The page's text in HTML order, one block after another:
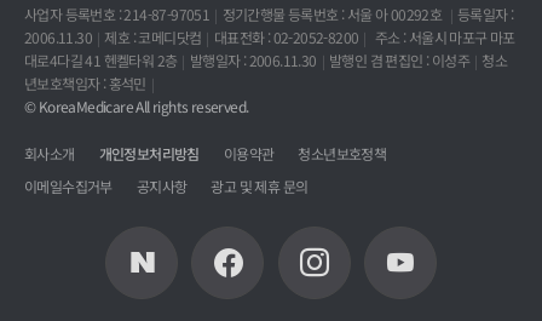
사업자 등록번호 : 214-87-97051 정기간행물 등록번호 : 서울 아 00292호
등록일자 :
2006.11.30
제호 : 코메디닷컴 대표전화 : 02-2052-8200
주소 : 서울시 마포구 마포
대로4다길 41 헨켈타워 2층
발행일자 : 2006.11.30 발행인 겸 편집인 : 이성주
청소
년보호책임자 : 홍석민
© KoreaMedicare All rights reserved.
회사소개 개인정보처리방침 이용약관
청소년보호정책
이메일수집거부
공지사항 광고 및 제휴 문의